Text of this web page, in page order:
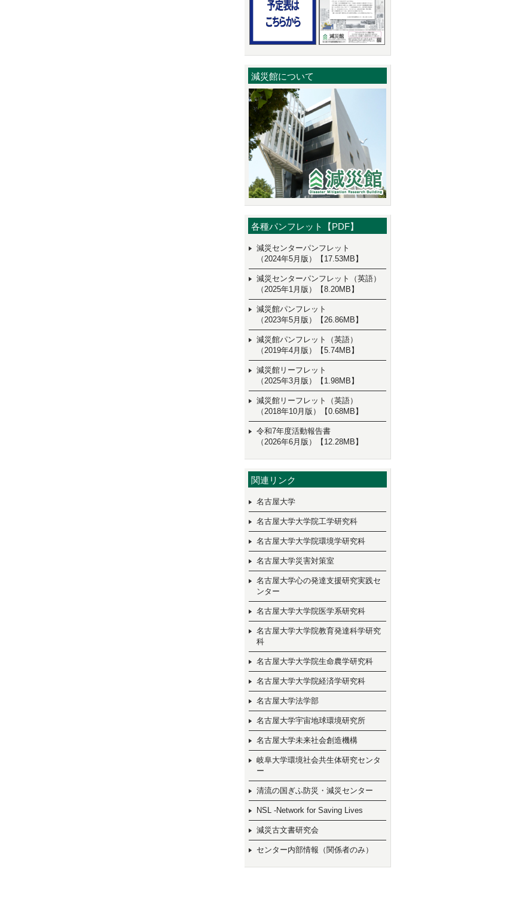
減災館について
各種パンフレット【PDF】
減災センターパンフレット
（2024年5月版）【17.53MB】
減災センターパンフレット（英語）
（2025年1月版）【8.20MB】
減災館パンフレット
（2023年5月版）【26.86MB】
減災館パンフレット（英語）
（2019年4月版）【5.74MB】
減災館リーフレット
（2025年3月版）【1.98MB】
減災館リーフレット（英語）
（2018年10月版）【0.68MB】
令和7年度活動報告書
（2026年6月版）【12.28MB】
関連リンク
名古屋大学
名古屋大学大学院工学研究科
名古屋大学大学院環境学研究科
名古屋大学災害対策室
名古屋大学心の発達支援研究実践セ
ンター
名古屋大学大学院医学系研究科
名古屋大学大学院教育発達科学研究
科
名古屋大学大学院生命農学研究科
名古屋大学大学院経済学研究科
名古屋大学法学部
名古屋大学宇宙地球環境研究所
名古屋大学未来社会創造機構
岐阜大学環境社会共生体研究センタ
ー
清流の国ぎふ防災・減災センター
NSL -Network for Saving Lives
減災古文書研究会
センター内部情報（関係者のみ）